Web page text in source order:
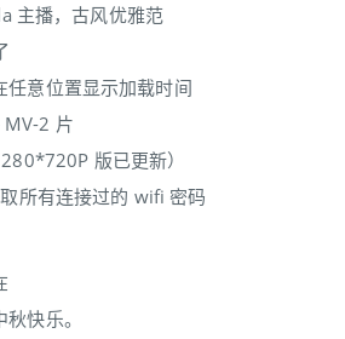
主播，古风优雅范
任意位置显示加载时间
2 片
版已更新）
所有连接过的 wifi 密码
快乐。